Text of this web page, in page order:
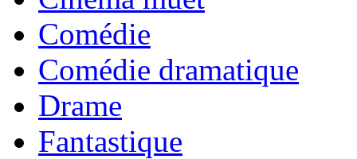
Comédie
Comédie dramatique
Drame
Fantastique